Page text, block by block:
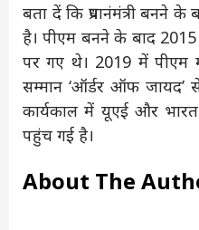
बता दें कि प्रधानंमंत्री बनने के
है। पीएम बनने के बाद 2015
पर गए थे। 2019 में पीएम
सम्मान ‘ऑर्डर ऑफ जायद’
कार्यकाल में यूएई और
पहुंच गई है।
About The